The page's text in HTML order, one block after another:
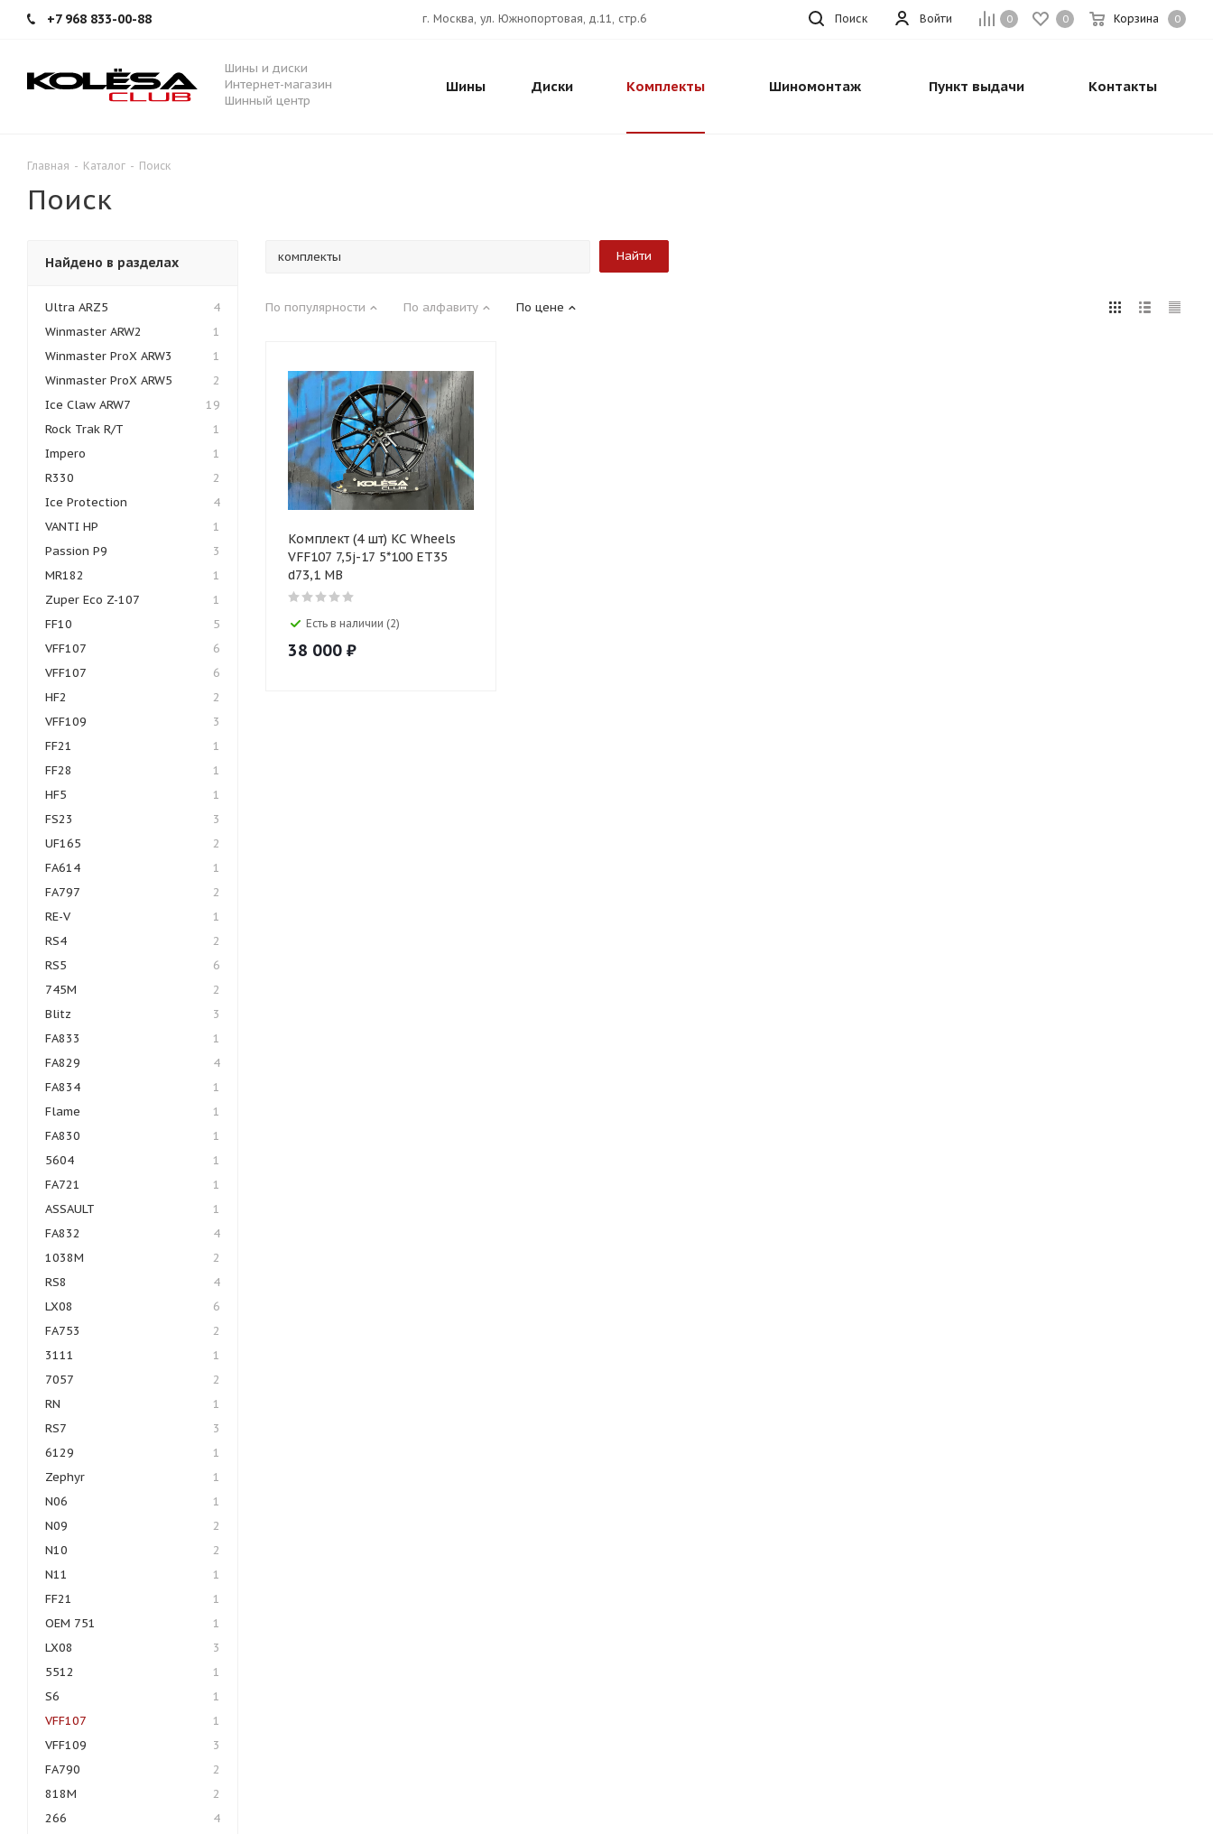
+7 968 833-00-88 0 0 Корзина 0
Войти
г. Москва, ул. Южнопортовая, д.11, стр.6 Поиск
Шины и диски
Интернет-магазин
Шинный центр
Шины Диски Комплекты Шиномонтаж Пункт выдачи Контакты
Главная - Каталог - Поиск
Поиск
По популярности По алфавиту По цене
Комплект (4 шт) KC Wheels
VFF107 7,5j-17 5*100 ET35
d73,1 MB
Есть в наличии (2)
38 000 ₽
Найдено в разделах
Ultra ARZ5
4
Winmaster ARW2
1
Winmaster ProX ARW3
1
Winmaster ProX ARW5
2
Ice Claw ARW7
19
Rock Trak R/T
1
Impero
1
R330
2
Ice Protection
4
VANTI HP
1
Passion P9
3
MR182
1
Zuper Eco Z-107
1
FF10
5
VFF107
6
VFF107
6
HF2
2
VFF109
3
FF21
1
FF28
1
HF5
1
FS23
3
UF165
2
FA614
1
FA797
2
RE-V
1
RS4
2
RS5
6
745M
2
Blitz
3
FA833
1
FA829
4
FA834
1
Flame
1
FA830
1
5604
1
FA721
1
ASSAULT
1
FA832
4
1038M
2
RS8
4
LX08
6
FA753
2
3111
1
7057
2
RN
1
RS7
3
6129
1
Zephyr
1
N06
1
N09
2
N10
2
N11
1
FF21
1
OEM 751
1
LX08
3
5512
1
S6
1
VFF107
1
VFF109
3
FA790
2
818M
2
266
4